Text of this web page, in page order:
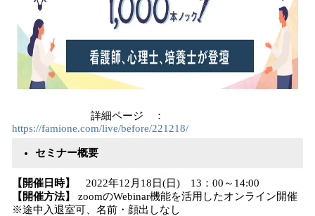
詳細ページ ：
https://famione.com/live/before/221218/
セミナー概要
【開催日時】 2022年12月18日(日) 13：00～14:00
【開催方法】 zoomのWebinar機能を活用したオンライン開催
※途中入退室可、名前・顔出しなし